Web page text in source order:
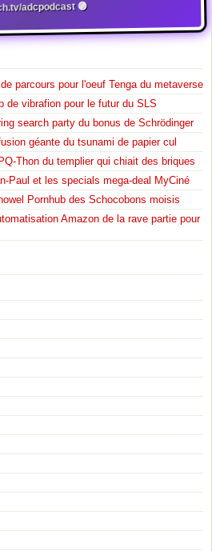
adcpodcast 🟣
parcours pour l'oeuf Tenga du metaverse
de vibrafion pour le futur du SLS
search party du bonus de Schrödinger
géante du tsunami de papier cul
Thon du templier qui chiait des briques
Paul et les specials mega-deal MyCiné
Pornhub des Schocobons moisis
Amazon de la rave partie pour